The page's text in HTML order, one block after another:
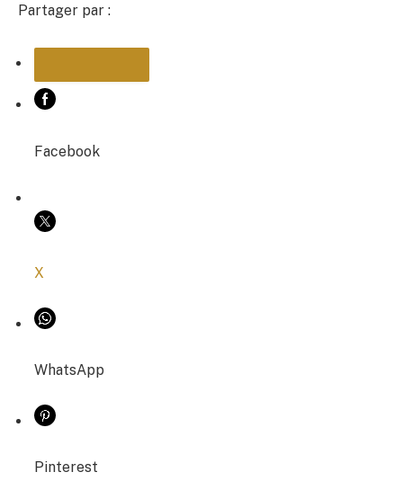
Partager par :
COPIER LE LIEN
Facebook
X
WhatsApp
Pinterest